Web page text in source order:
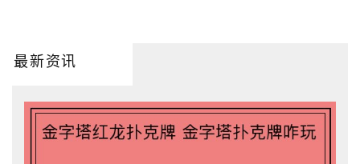
最新资讯